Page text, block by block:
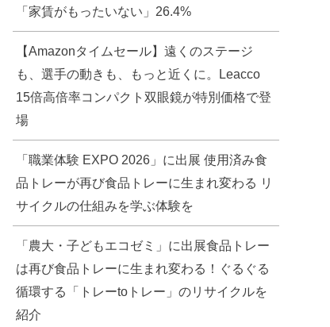
「家賃がもったいない」26.4%
【Amazonタイムセール】遠くのステージ
も、選手の動きも、もっと近くに。Leacco
15倍高倍率コンパクト双眼鏡が特別価格で登
場
「職業体験 EXPO 2026」に出展 使用済み食
品トレーが再び食品トレーに生まれ変わる リ
サイクルの仕組みを学ぶ体験を
「農大・子どもエコゼミ」に出展食品トレー
は再び食品トレーに生まれ変わる！ぐるぐる
循環する「トレーtoトレー」のリサイクルを
紹介